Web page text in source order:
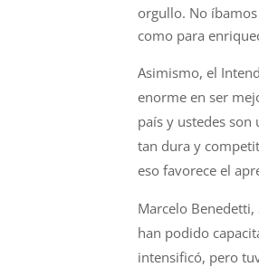
orgullo. No
como para
Asimismo, el
enorme en ser
país y ustedes
tan dura y
eso favorece el
Marcelo Benedetti,
han podido
intensificó, pero